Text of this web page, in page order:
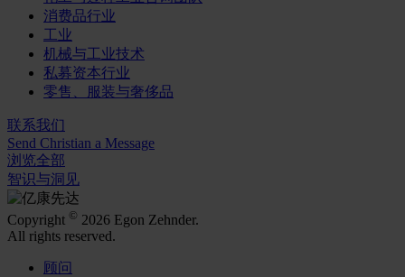
消费品行业
工业
机械与工业技术
私募资本行业
零售、服装与奢侈品
联系我们
Send Christian a Message
浏览全部
智识与洞见
Copyright © 2026 Egon Zehnder.
All rights reserved.
顾问